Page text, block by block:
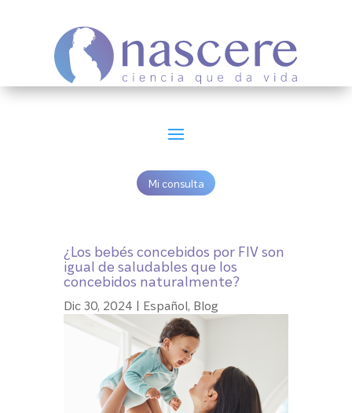
Mi consulta
¿Los bebés concebidos por FIV son
igual de saludables que los
concebidos naturalmente?
Dic 30, 2024 | Español, Blog